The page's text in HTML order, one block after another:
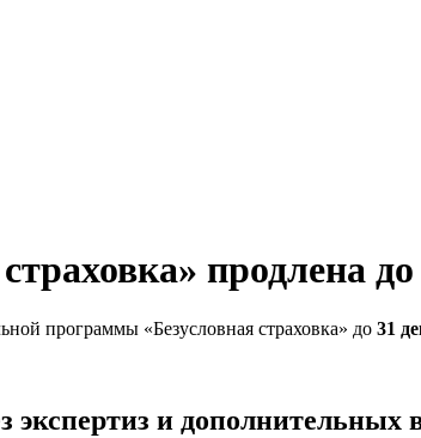
продлена до
программы «Безусловная страховка» до 31
экспертиз и дополнительных